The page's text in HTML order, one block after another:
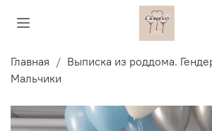
Главная
Выписка из роддома.
Мальчики